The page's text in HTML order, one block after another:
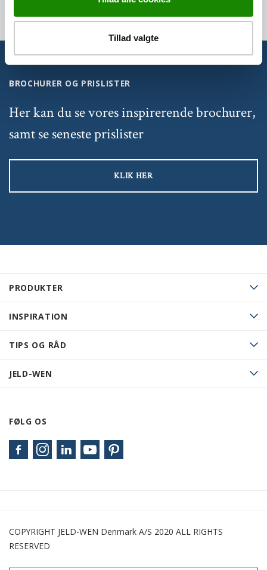
Tillad valgte
PRODUKTER
INSPIRATION
TIPS OG RÅD
JELD-WEN
FØLG OS
BROCHURER OG PRISLISTER
Her kan du se vores inspirerende brochurer,
samt se seneste prislister
KLIK HER
COPYRIGHT JELD-WEN Denmark A/S 2020 ALL RIGHTS
RESERVED